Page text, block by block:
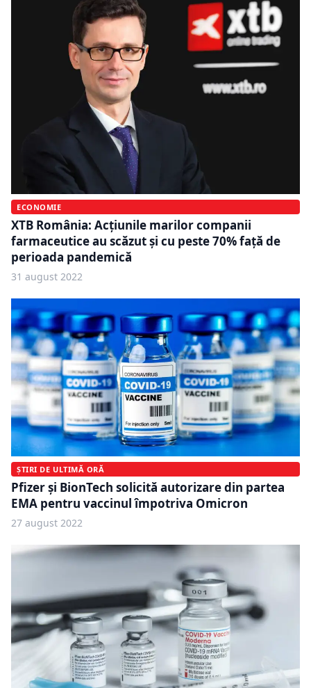
ECONOMIE
XTB România: Acțiunile marilor companii
farmaceutice au scăzut și cu peste 70% față de
perioada pandemică
31 august 2022
ȘTIRI DE ULTIMĂ ORĂ
Pfizer și BionTech solicită autorizare din partea
EMA pentru vaccinul împotriva Omicron
27 august 2022